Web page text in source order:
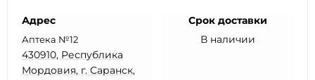
Адрес
Аптека №12
430910, Республика
Мордовия, г. Саранск,
Срок доставки
В наличии